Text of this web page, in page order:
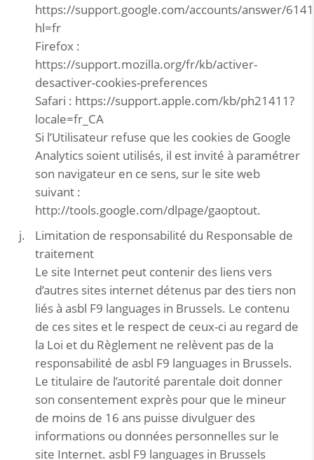
https://support.google.com/accounts/answer/
hl=fr
Firefox :
https://support.mozilla.org/fr/kb/activer-
desactiver-cookies-preferences
Safari : https://support.apple.com/kb/ph21411?
locale=fr_CA
Si l’Utilisateur refuse que les cookies de Google
Analytics soient utilisés, il est invité à paramétrer
son navigateur en ce sens, sur le site web
suivant :
http://tools.google.com/dlpage/gaoptout.
Limitation de responsabilité du Responsable de
traitement
Le site Internet peut contenir des liens vers
d’autres sites internet détenus par des tiers non
liés à asbl F9 languages in Brussels. Le contenu
de ces sites et le respect de ceux-ci au regard de
la Loi et du Règlement ne relèvent pas de la
responsabilité de asbl F9 languages in Brussels.
Le titulaire de l’autorité parentale doit donner
son consentement exprès pour que le mineur
de moins de 16 ans puisse divulguer des
informations ou données personnelles sur le
site Internet. asbl F9 languages in Brussels